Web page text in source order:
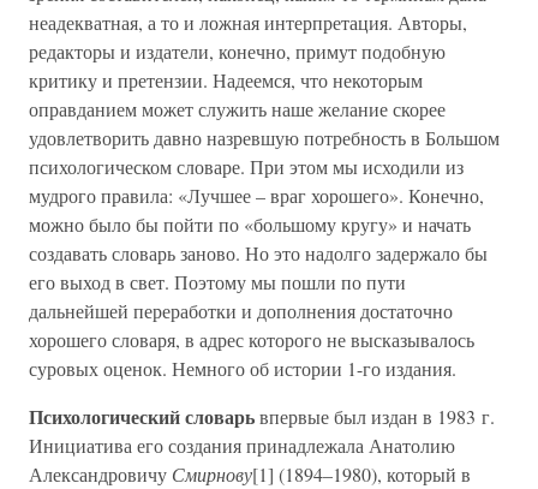
неадекватная, а то и ложная интерпретация. Авторы,
редакторы и издатели, конечно, примут подобную
критику и претензии. Надеемся, что некоторым
оправданием может служить наше желание скорее
удовлетворить давно назревшую потребность в Большом
психологическом словаре. При этом мы исходили из
мудрого правила: «Лучшее – враг хорошего». Конечно,
можно было бы пойти по «большому кругу» и начать
создавать словарь заново. Но это надолго задержало бы
его выход в свет. Поэтому мы пошли по пути
дальнейшей переработки и дополнения достаточно
хорошего словаря, в адрес которого не высказывалось
суровых оценок. Немного об истории 1-го издания.
Психологический словарьвпервые был издан в 1983 г.
Инициатива его создания принадлежала Анатолию
Александровичу Смирнову[1] (1894–1980), который в